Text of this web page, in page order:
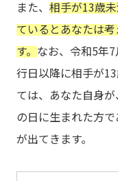
また、 相手が13歳
ているとあなたは
す。なお、令和5年
行日以降に相手が
ては、あなた自身
の日に生まれた方
が出てきます。